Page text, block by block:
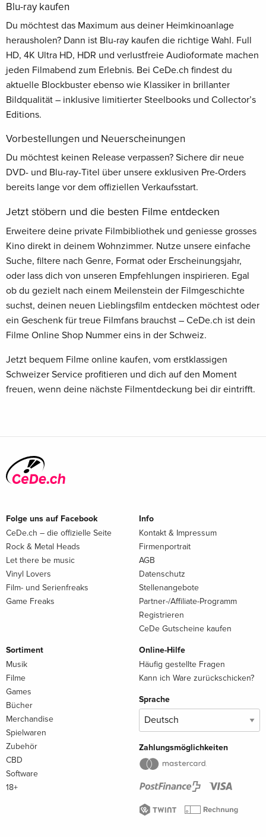
Blu-ray kaufen
Du möchtest das Maximum aus deiner Heimkinoanlage
herausholen? Dann ist Blu-ray kaufen die richtige Wahl. Full
HD, 4K Ultra HD, HDR und verlustfreie Audioformate machen
jeden Filmabend zum Erlebnis. Bei CeDe.ch findest du
aktuelle Blockbuster ebenso wie Klassiker in brillanter
Bildqualität – inklusive limitierter Steelbooks und Collector’s
Editions.
Vorbestellungen und Neuerscheinungen
Du möchtest keinen Release verpassen? Sichere dir neue
DVD- und Blu-ray-Titel über unsere exklusiven Pre-Orders
bereits lange vor dem offiziellen Verkaufsstart.
Jetzt stöbern und die besten Filme entdecken
Erweitere deine private Filmbibliothek und geniesse grosses
Kino direkt in deinem Wohnzimmer. Nutze unsere einfache
Suche, filtere nach Genre, Format oder Erscheinungsjahr,
oder lass dich von unseren Empfehlungen inspirieren. Egal
ob du gezielt nach einem Meilenstein der Filmgeschichte
suchst, deinen neuen Lieblingsfilm entdecken möchtest oder
ein Geschenk für treue Filmfans brauchst – CeDe.ch ist dein
Filme Online Shop Nummer eins in der Schweiz.
Jetzt bequem Filme online kaufen, vom erstklassigen
Schweizer Service profitieren und dich auf den Moment
freuen, wenn deine nächste Filmentdeckung bei dir eintrifft.
Folge uns auf Facebook
CeDe.ch – die offizielle Seite
Rock & Metal Heads
Let there be music
Vinyl Lovers
Film- und Serienfreaks
Game Freaks
Info
Kontakt & Impressum
Firmenportrait
AGB
Datenschutz
Stellenangebote
Partner-/Affiliate-Programm
Registrieren
CeDe Gutscheine kaufen
Sortiment
Musik
Filme
Games
Bücher
Merchandise
Spielwaren
Zubehör
CBD
Software
18+
Online-Hilfe
Häufig gestellte Fragen
Kann ich Ware zurückschicken?
Sprache
Zahlungsmöglichkeiten